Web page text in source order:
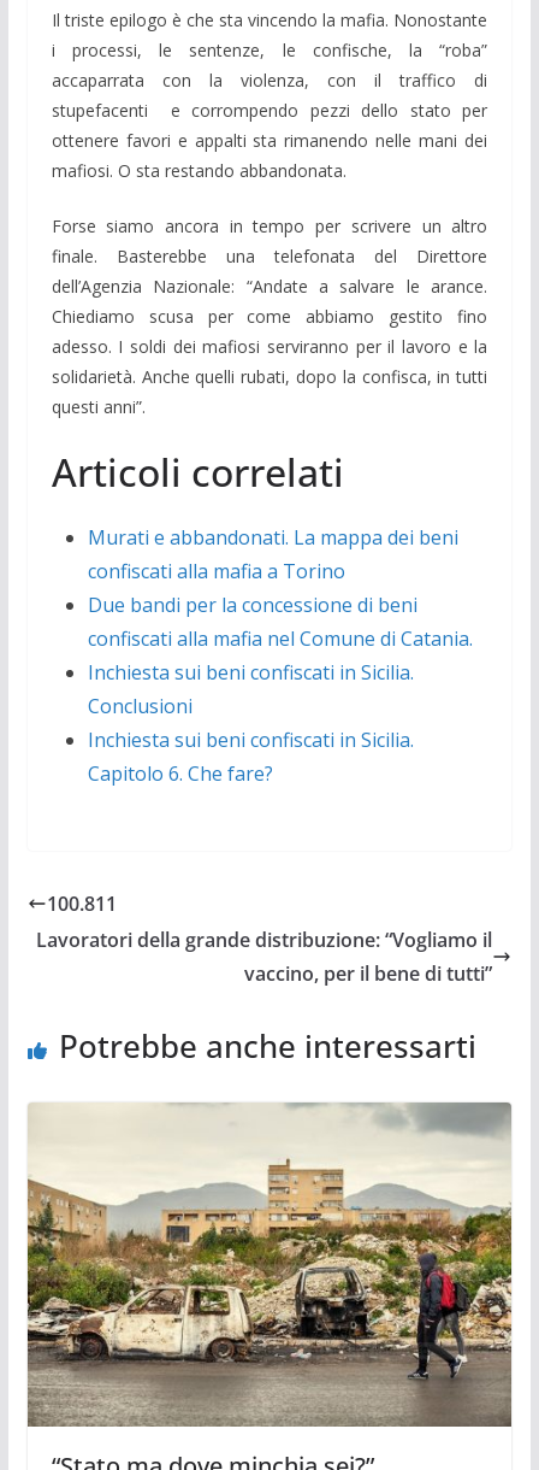
Il triste epilogo è che sta vincendo la mafia. Nonostante
i processi, le sentenze, le confische, la “roba”
accaparrata con la violenza, con il traffico di
stupefacenti e corrompendo pezzi dello stato per
ottenere favori e appalti sta rimanendo nelle mani dei
mafiosi. O sta restando abbandonata.
Forse siamo ancora in tempo per scrivere un altro
finale. Basterebbe una telefonata del Direttore
dell’Agenzia Nazionale: “Andate a salvare le arance.
Chiediamo scusa per come abbiamo gestito fino
adesso. I soldi dei mafiosi serviranno per il lavoro e la
solidarietà. Anche quelli rubati, dopo la confisca, in tutti
questi anni”.
Articoli correlati
Murati e abbandonati. La mappa dei beni
confiscati alla mafia a Torino
Due bandi per la concessione di beni
confiscati alla mafia nel Comune di Catania.
Inchiesta sui beni confiscati in Sicilia.
Conclusioni
Inchiesta sui beni confiscati in Sicilia.
Capitolo 6. Che fare?
100.811
Lavoratori della grande distribuzione: “Vogliamo il
vaccino, per il bene di tutti”
Potrebbe anche interessarti